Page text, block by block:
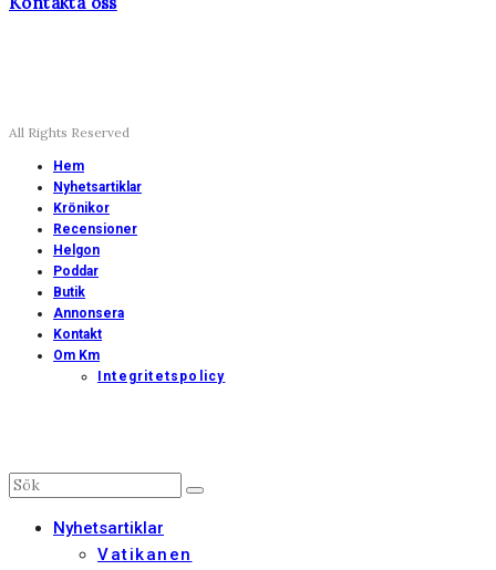
All Rights Reserved
Hem
Nyhetsartiklar
Krönikor
Recensioner
Helgon
Poddar
Butik
Annonsera
Kontakt
Om Km
Integritetspolicy
Nyhetsartiklar
Vatikanen